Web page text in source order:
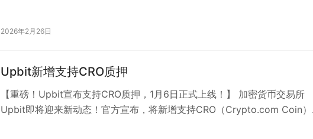
2026年2月26日
Upbit新增支持CRO质押
【重磅！Upbit宣布支持CRO质押，1月6日正式上线！】 加密货币交易所
Upbit即将迎来新动态！官方宣布，将新增支持CRO（Crypto.com Coin